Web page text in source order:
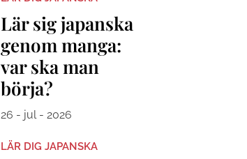
Lär sig japanska
genom manga:
var ska man
börja?
26 - jul - 2026
LÄR DIG JAPANSKA